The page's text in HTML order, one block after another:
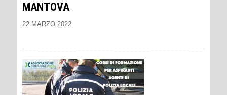
MANTOVA
22 MARZO 2022